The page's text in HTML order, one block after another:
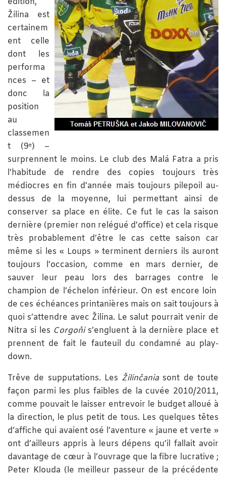
Žilina est
certainem
ent celle
dont les
performa
nces – et
donc la
position
au
classemen
t (9e) –
surprennent le moins. Le club des Malá Fatra a pris
l’habitude de rendre des copies toujours très
médiocres en fin d’année mais toujours pilepoil au-
dessus de la moyenne, lui permettant ainsi de
conserver sa place en élite. Ce fut le cas la saison
dernière (premier non relégué d’office) et cela risque
très probablement d’être le cas cette saison car
même si les « Loups » terminent derniers ils auront
toujours l’occasion, comme en mars dernier, de
sauver leur peau lors des barrages contre le
champion de l’échelon inférieur. On est encore loin
de ces échéances printanières mais on sait toujours à
quoi s’attendre avec Žilina. Le salut pourrait venir de
Nitra si les Corgoňis’engluent à la dernière place et
prennent de fait le fauteuil du condamné au play-
down.
Trêve de supputations. Les Žilinčaniasont de toute
façon parmi les plus faibles de la cuvée 2010/2011,
comme pouvait le laisser entrevoir le budget alloué à
la direction, le plus petit de tous. Les quelques têtes
d’affiche qui avaient osé l’aventure « jaune et verte »
ont d’ailleurs appris à leurs dépens qu’il fallait avoir
davantage de cœur à l’ouvrage que la fibre lucrative ;
Peter Klouda (le meilleur passeur de la précédente